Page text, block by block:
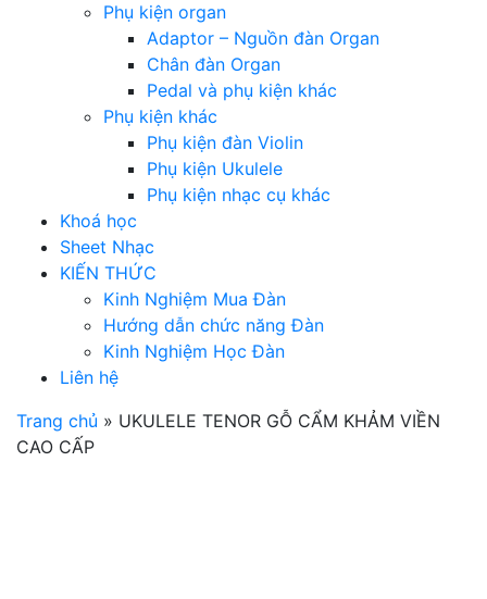
Phụ kiện organ
Adaptor – Nguồn đàn Organ
Chân đàn Organ
Pedal và phụ kiện khác
Phụ kiện khác
Phụ kiện đàn Violin
Phụ kiện Ukulele
Phụ kiện nhạc cụ khác
Khoá học
Sheet Nhạc
KIẾN THỨC
Kinh Nghiệm Mua Đàn
Hướng dẫn chức năng Đàn
Kinh Nghiệm Học Đàn
Liên hệ
Trang chủ » UKULELE TENOR GỖ CẨM KHẢM VIỀN
CAO CẤP